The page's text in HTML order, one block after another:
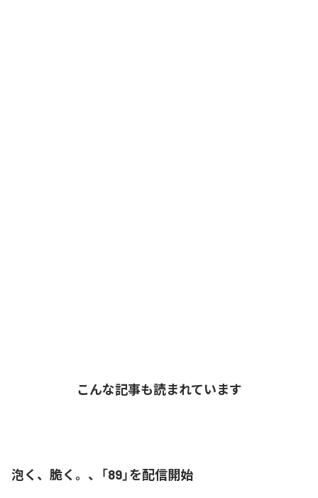
こんな記事も読まれています
泡く、脆く。、「89」を配信開始